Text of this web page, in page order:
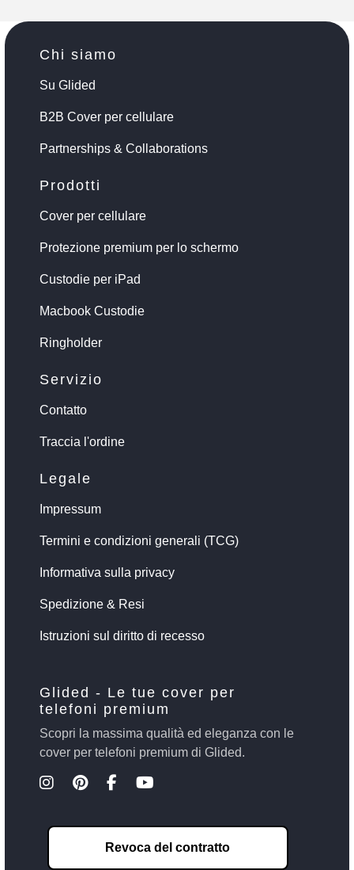
Chi siamo
Su Glided
B2B Cover per cellulare
Partnerships & Collaborations
Prodotti
Cover per cellulare
Protezione premium per lo schermo
Custodie per iPad
Macbook Custodie
Ringholder
Servizio
Contatto
Traccia l'ordine
Legale
Impressum
Termini e condizioni generali (TCG)
Informativa sulla privacy
Spedizione & Resi
Istruzioni sul diritto di recesso
Glided - Le tue cover per
telefoni premium
Scopri la massima qualità ed eleganza con le
cover per telefoni premium di Glided.
Revoca del contratto